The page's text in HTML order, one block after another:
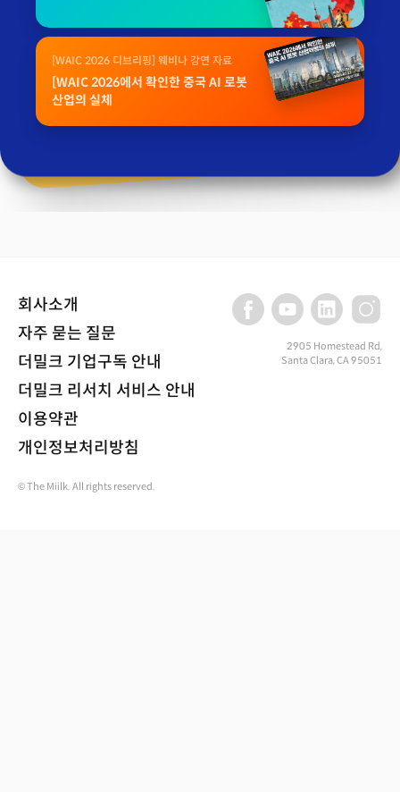
[WAIC 2026 디브리핑] 웨비나 강연 자료
[WAIC 2026에서 확인한 중국 AI 로봇
산업의 실체
회사소개
자주 묻는 질문
더밀크 기업구독 안내
더밀크 리서치 서비스 안내
이용약관
개인정보처리방침
2905 Homestead Rd,
Santa Clara, CA 95051
© The Miilk. All rights reserved.